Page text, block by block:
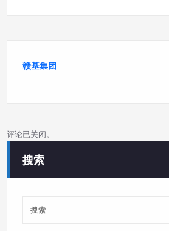
赣基集团
评论已关闭。
搜索